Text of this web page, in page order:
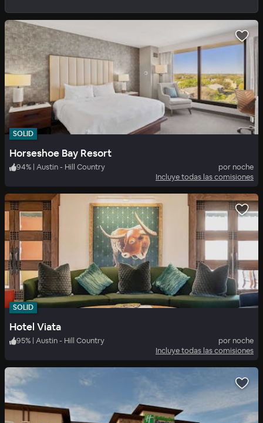
SOLID
Horseshoe Bay Resort
94% | Austin - Hill Country
por noche
Incluye todas las comisiones
SOLID
Hotel Viata
95% | Austin - Hill Country
por noche
Incluye todas las comisiones